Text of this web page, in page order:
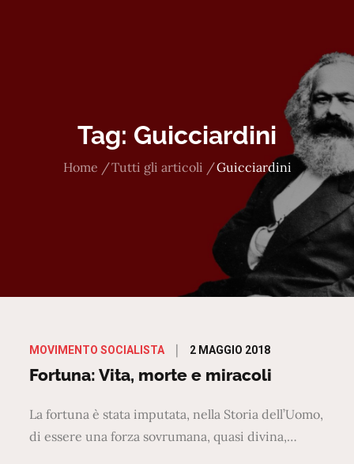
Tag: Guicciardini
Home Tutti gli articoli Guicciardini
MOVIMENTO SOCIALISTA
Posted
on
2 MAGGIO 2018
Fortuna: Vita, morte e miracoli
La fortuna è stata imputata, nella Storia dell’Uomo,
di essere una forza sovrumana, quasi divina,…